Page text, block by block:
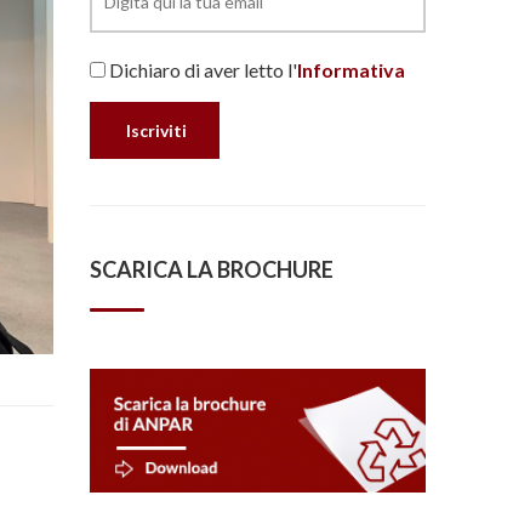
Dichiaro di aver letto l'Informativa
SCARICA LA BROCHURE